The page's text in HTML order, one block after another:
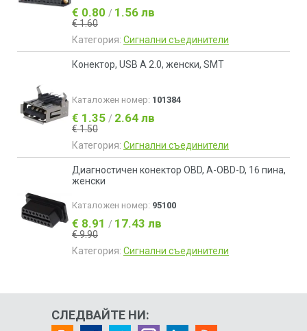
€ 0.80 / 1.56 лв
€ 1.60
Категория: Сигнални съединители
Конектор, USB A 2.0, женски, SMT
Каталожен номер: 101384
€ 1.35 / 2.64 лв
€ 1.50
Категория: Сигнални съединители
Диагностичен конектор OBD, A-OBD-D, 16 пина,
женски
Каталожен номер: 95100
€ 8.91 / 17.43 лв
€ 9.90
Категория: Сигнални съединители
СЛЕДВАЙТЕ НИ: